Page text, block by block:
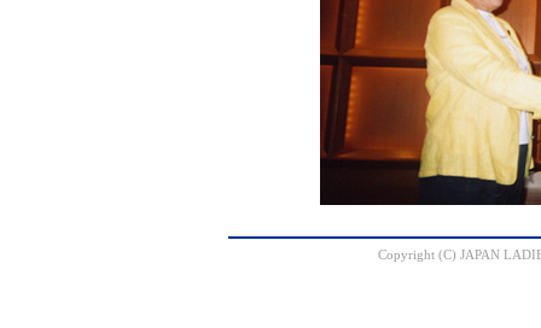
Copyright (C) JAPAN